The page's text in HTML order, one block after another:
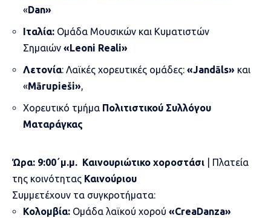
«Dan»
Ιταλία: Ομάδα Μουσικών και Κυματιστών
Σημαιών «Leoni Reali»
Λετονία: Λαϊκές χορευτικές ομάδες: «Jandāls» και
«Mārupieši»,
Χορευτικό τμήμα Πολιτιστικού Συλλόγου
Ματαράγκας
Ώρα: 9:00΄μ.μ. Καινουριώτικο χοροστάσι | Πλατεία
της κοινότητας Καινούριου
Συμμετέχουν τα συγκροτήματα:
Κολομβία: Ομάδα λαϊκού χορού «CreaDanza»